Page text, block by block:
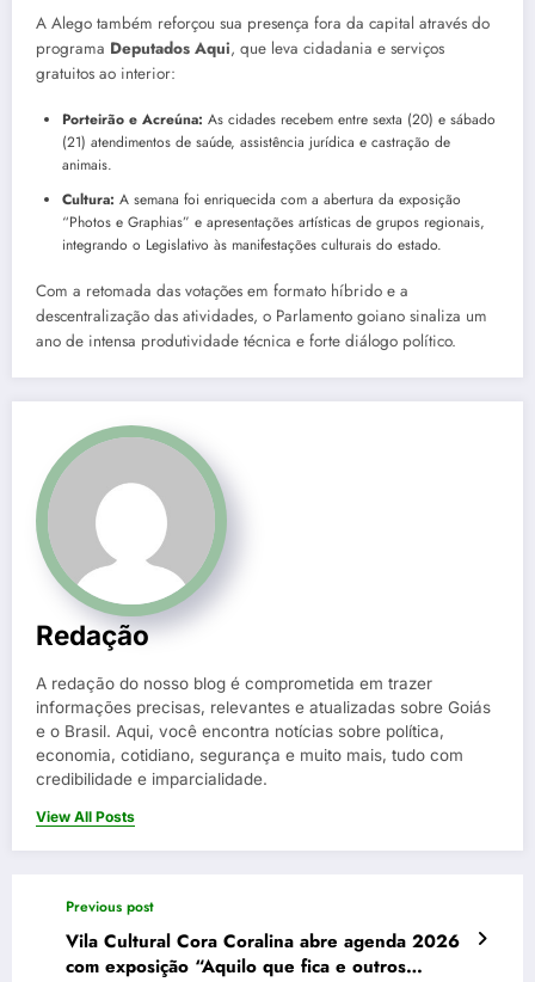
A Alego também reforçou sua presença fora da capital através do
programa Deputados Aqui, que leva cidadania e serviços
gratuitos ao interior:
Porteirão e Acreúna: As cidades recebem entre sexta (20) e sábado
(21) atendimentos de saúde, assistência jurídica e castração de
animais.
Cultura: A semana foi enriquecida com a abertura da exposição
“Photos e Graphias” e apresentações artísticas de grupos regionais,
integrando o Legislativo às manifestações culturais do estado.
Com a retomada das votações em formato híbrido e a
descentralização das atividades, o Parlamento goiano sinaliza um
ano de intensa produtividade técnica e forte diálogo político.
Redação
A redação do nosso blog é comprometida em trazer
informações precisas, relevantes e atualizadas sobre Goiás
e o Brasil. Aqui, você encontra notícias sobre política,
economia, cotidiano, segurança e muito mais, tudo com
credibilidade e imparcialidade.
View All Posts
Previous post
Vila Cultural Cora Coralina abre agenda 2026
com exposição “Aquilo que fica e outros